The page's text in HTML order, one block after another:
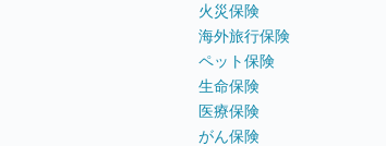
火災保険
海外旅行保険
ペット保険
生命保険
医療保険
がん保険